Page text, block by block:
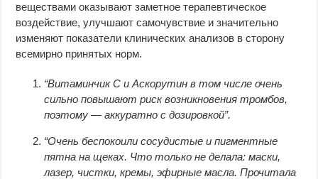
веществами оказывают заметное терапевтическое
воздействие, улучшают самочувствие и значительно
изменяют показатели клинических анализов в сторону
всемирно принятых норм.
“Витаминчик С и Аскорутин в том числе очень
сильно повышают риск возникновения тромбов,
поэтому — аккуратно с дозировкой”.
“Очень беспокоили сосудистые и пигментные
пятна на щеках. Что только не делала: маски,
лазер, чистки, кремы, эфирные масла. Прочитала